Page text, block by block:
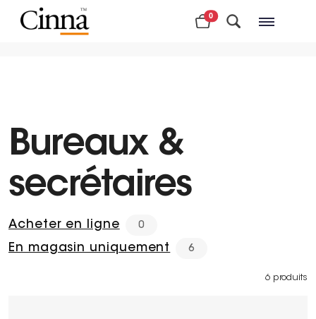
0
Bureaux &
secrétaires
Acheter en ligne 0
En magasin uniquement 6
6 produits